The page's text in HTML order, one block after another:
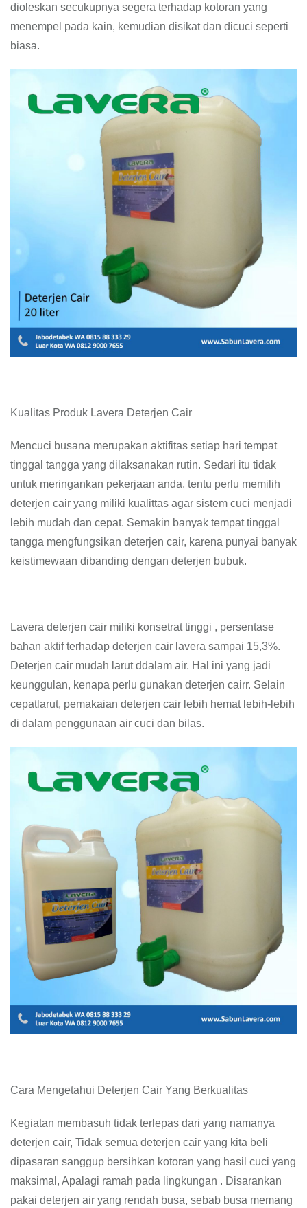
dioleskan secukupnya segera terhadap kotoran yang
menempel pada kain, kemudian disikat dan dicuci seperti
biasa.
Kualitas Produk Lavera Deterjen Cair
Mencuci busana merupakan aktifitas setiap hari tempat
tinggal tangga yang dilaksanakan rutin. Sedari itu tidak
untuk meringankan pekerjaan anda, tentu perlu memilih
deterjen cair yang miliki kualittas agar sistem cuci menjadi
lebih mudah dan cepat. Semakin banyak tempat tinggal
tangga mengfungsikan deterjen cair, karena punyai banyak
keistimewaan dibanding dengan deterjen bubuk.
Lavera deterjen cair miliki konsetrat tinggi , persentase
bahan aktif terhadap deterjen cair lavera sampai 15,3%.
Deterjen cair mudah larut ddalam air. Hal ini yang jadi
keunggulan, kenapa perlu gunakan deterjen cairr. Selain
cepatlarut, pemakaian deterjen cair lebih hemat lebih-lebih
di dalam penggunaan air cuci dan bilas.
Cara Mengetahui Deterjen Cair Yang Berkualitas
Kegiatan membasuh tidak terlepas dari yang namanya
deterjen cair, Tidak semua deterjen cair yang kita beli
dipasaran sanggup bersihkan kotoran yang hasil cuci yang
maksimal, Apalagi ramah pada lingkungan . Disarankan
pakai deterjen air yang rendah busa, sebab busa memang